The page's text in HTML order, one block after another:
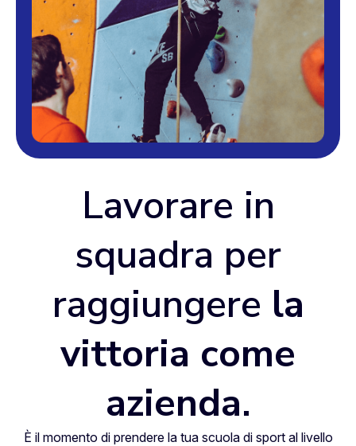
Lavorare in
squadra per
raggiungere la
vittoria come
azienda.
È il momento di prendere la tua scuola di sport al livello